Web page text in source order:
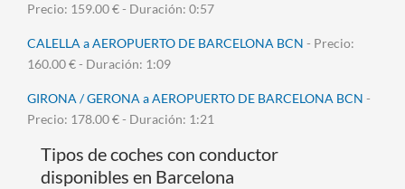
Precio: 159.00 € - Duración: 0:57
CALELLA a AEROPUERTO DE BARCELONA BCN - Precio:
160.00 € - Duración: 1:09
GIRONA / GERONA a AEROPUERTO DE BARCELONA BCN -
Precio: 178.00 € - Duración: 1:21
Tipos de coches con conductor
disponibles en Barcelona